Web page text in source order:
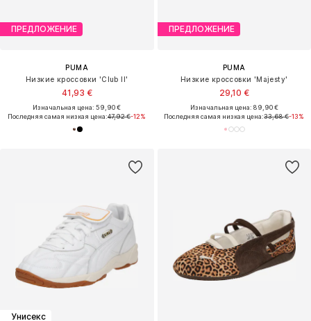
ПРЕДЛОЖЕНИЕ
PUMA
Низкие кроссовки 'Club II'
41,93 €
Изначальная цена: 59,90 €
Последняя самая низкая цена:47,92 €-12%
ПРЕДЛОЖЕНИЕ
PUMA
Низкие кроссовки 'Majesty'
29,10 €
Изначальная цена: 89,90 €
Последняя самая низкая цена:33,68 €-13%
Унисекс